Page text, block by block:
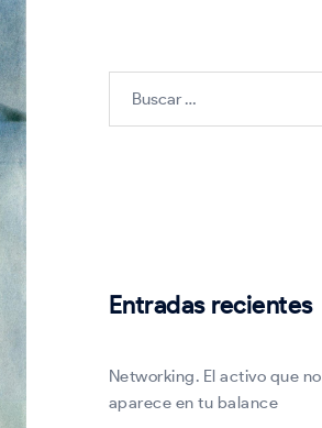
Entradas recientes
Networking. El activo que no
aparece en tu balance